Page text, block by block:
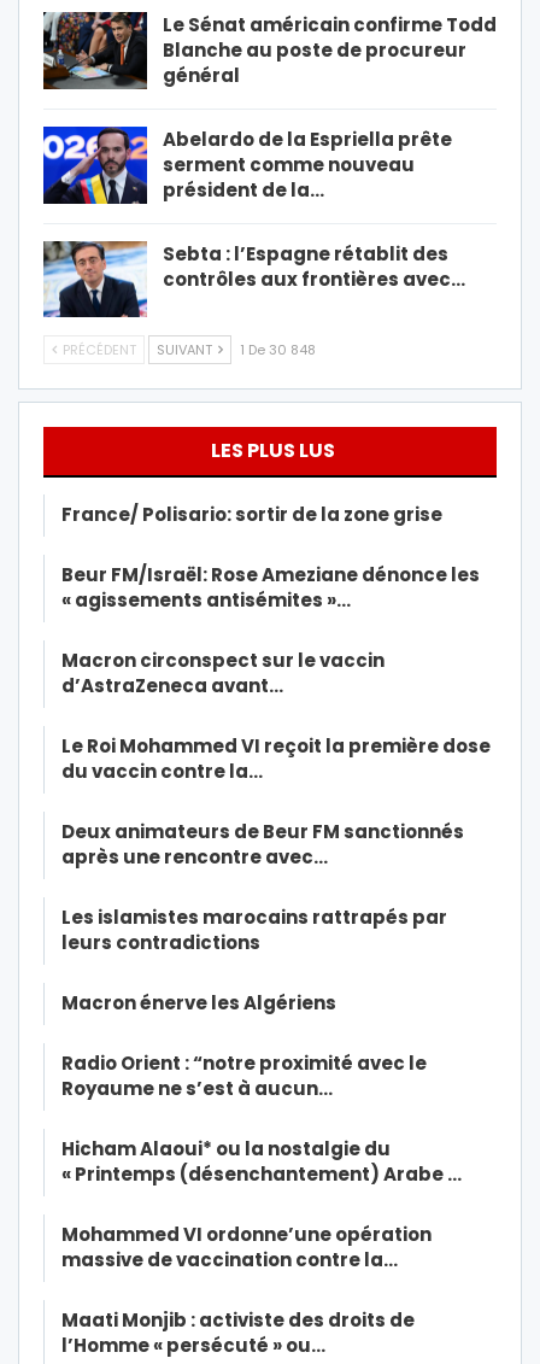
Le Sénat américain confirme Todd
Blanche au poste de procureur
général
Abelardo de la Espriella prête
serment comme nouveau
président de la…
Sebta : l’Espagne rétablit des
contrôles aux frontières avec…
PRÉCÉDENT SUIVANT 1 De 30 848
LES PLUS LUS
France/ Polisario: sortir de la zone grise
Beur FM/Israël: Rose Ameziane dénonce les
« agissements antisémites »…
Macron circonspect sur le vaccin
d’AstraZeneca avant…
Le Roi Mohammed VI reçoit la première dose
du vaccin contre la…
Deux animateurs de Beur FM sanctionnés
après une rencontre avec…
Les islamistes marocains rattrapés par
leurs contradictions
Macron énerve les Algériens
Radio Orient : “notre proximité avec le
Royaume ne s’est à aucun…
Hicham Alaoui* ou la nostalgie du
« Printemps (désenchantement) Arabe …
Mohammed VI ordonne’une opération
massive de vaccination contre la…
Maati Monjib : activiste des droits de
l’Homme « persécuté » ou…